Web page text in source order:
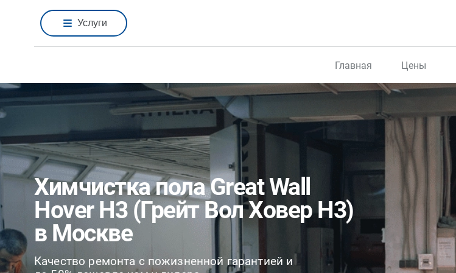
Услуги
Главная Цены
Химчистка пола Great Wall
Hover H3 (Грейт Вол Ховер H3)
в Москве
Качество ремонта с пожизненной гарантией и